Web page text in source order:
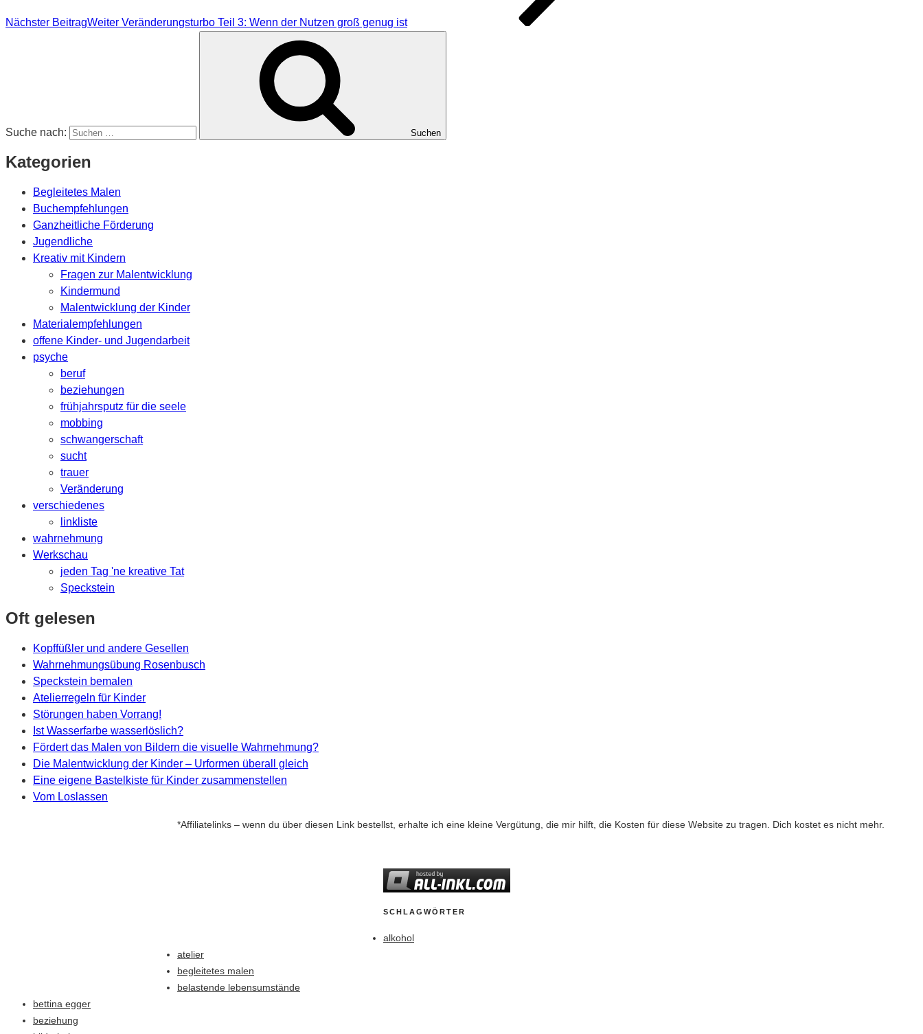
Nächster BeitragWeiter Veränderungsturbo Teil 3: Wenn der Nutzen groß genug ist
Suche nach: Suchen
Kategorien
Begleitetes Malen
Buchempfehlungen
Ganzheitliche Förderung
Jugendliche
Kreativ mit Kindern
Fragen zur Malentwicklung
Kindermund
Malentwicklung der Kinder
Materialempfehlungen
offene Kinder- und Jugendarbeit
psyche
beruf
beziehungen
frühjahrsputz für die seele
mobbing
schwangerschaft
sucht
trauer
Veränderung
verschiedenes
linkliste
wahrnehmung
Werkschau
jeden Tag 'ne kreative Tat
Speckstein
Oft gelesen
Kopffüßler und andere Gesellen
Wahrnehmungsübung Rosenbusch
Speckstein bemalen
Atelierregeln für Kinder
Störungen haben Vorrang!
Ist Wasserfarbe wasserlöslich?
Fördert das Malen von Bildern die visuelle Wahrnehmung?
Die Malentwicklung der Kinder – Urformen überall gleich
Eine eigene Bastelkiste für Kinder zusammenstellen
Vom Loslassen
*Affiliatelinks – wenn du über diesen Link bestellst, erhalte ich eine kleine Vergütung, die mir hilft, die Kosten für diese Website zu tragen. Dich kostet es nicht mehr.
SCHLAGWÖRTER
alkohol
atelier
begleitetes malen
belastende lebensumstände
bettina egger
beziehung